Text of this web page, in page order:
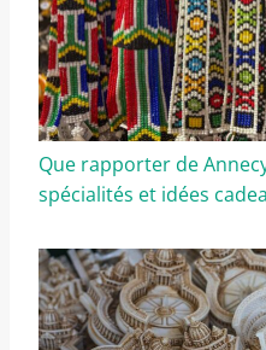
Que rapporter de
spécialités et idées